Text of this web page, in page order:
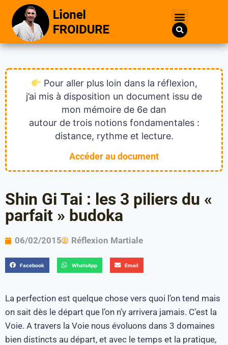
Pour aller plus loin dans la réflexion,
j’ai mis à disposition un document issu de
mon mémoire de 6e dan
autour de trois notions fondamentales :
distance, rythme et lecture.
Accéder au document
Shin Gi Tai : les 3 piliers du «
parfait » budoka
06/02/2015 Réflexion Martiale
Facebook WhatsApp Email
La perfection est quelque chose vers quoi l’on tend mais
on sait dès le départ que l’on n’y arrivera jamais. C’est la
Voie. A travers la Voie nous évoluons dans 3 domaines
bien distincts au départ, et avec le temps et la pratique,